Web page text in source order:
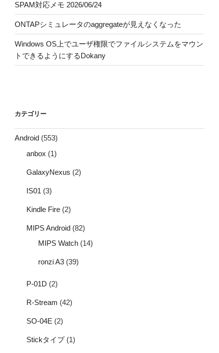
SPAM対応メモ 2026/06/24
ONTAPシミュレータのaggregateが見えなくなった
Windows OS上でユーザ権限でファイルシステムをマウン
トできるようにするDokany
カテゴリー
Android (553)
anbox (1)
GalaxyNexus (2)
IS01 (3)
Kindle Fire (2)
MIPS Android (82)
MIPS Watch (14)
ronzi A3 (39)
P-01D (2)
R-Stream (42)
SO-04E (2)
Stickタイプ(1)